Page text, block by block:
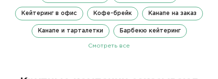
Кейтеринг в офис Кофе-брейк Канапе на заказ
Канапе и тарталетки Барбекю кейтеринг
Смотреть все